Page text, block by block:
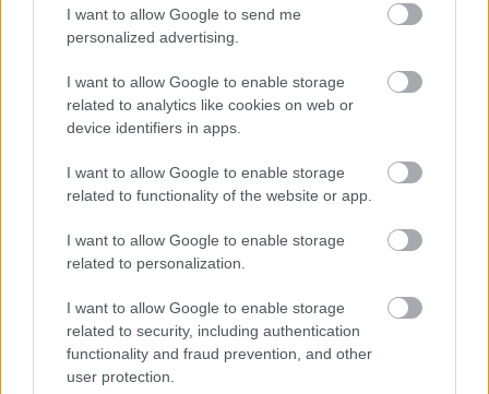
I want to allow Google to send me
personalized advertising.
I want to allow Google to enable storage
related to analytics like cookies on web or
device identifiers in apps.
I want to allow Google to enable storage
related to functionality of the website or app.
I want to allow Google to enable storage
related to personalization.
I want to allow Google to enable storage
related to security, including authentication
functionality and fraud prevention, and other
user protection.
be. Korábban magánélettel és helyi ügyekkel is
időszakban ezek nem kerültek szóba az oldalán
– ha csak nem számoljuk riogatás helyett helyi
kecskeméti repteret. Ilyen ez az országos hírnév.
Tóth Szilárd (Szövetség a Hírös Városért